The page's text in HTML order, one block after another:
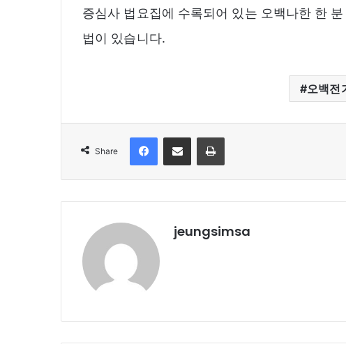
증심사 법요집에 수록되어 있는 오백나한 한
법이 있습니다.
오백전
Share
FacebookShare via Email Print
jeungsimsa